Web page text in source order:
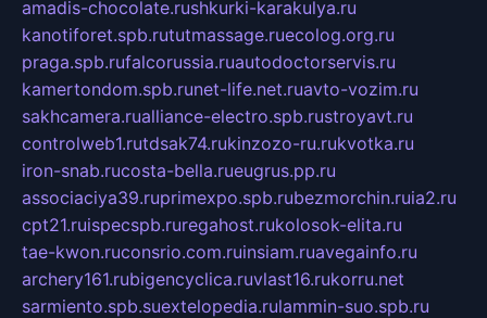
amadis-chocolate.rushkurki-karakulya.ru
kanotiforet.spb.rututmassage.ruecolog.org.ru
praga.spb.rufalcorussia.ruautodoctorservis.ru
kamertondom.spb.runet-life.net.ruavto-vozim.ru
sakhcamera.rualliance-electro.spb.rustroyavt.ru
controlweb1.rutdsak74.rukinzozo-ru.rukvotka.ru
iron-snab.rucosta-bella.rueugrus.pp.ru
associaciya39.ruprimexpo.spb.rubezmorchin.ruia2.ru
cpt21.ruispecspb.ruregahost.rukolosok-elita.ru
tae-kwon.ruconsrio.com.ruinsiam.ruavegainfo.ru
archery161.rubigencyclica.ruvlast16.rukorru.net
sarmiento.spb.suextelopedia.rulammin-suo.spb.ru